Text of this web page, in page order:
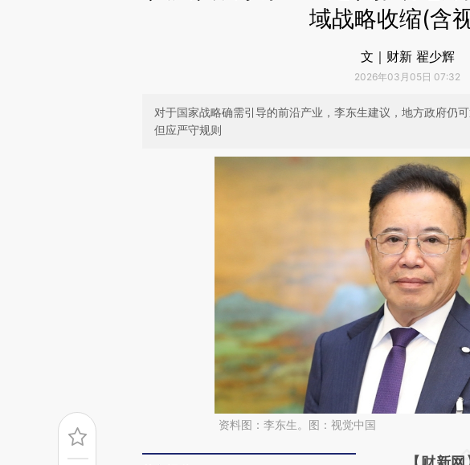
域战略收缩(含
文｜财新 翟少辉
2026年03月05日 07:32
对于国家战略确需引导的前沿产业，李东生建议，地方政府仍
但应严守规则
资料图：李东生。图：视觉中国